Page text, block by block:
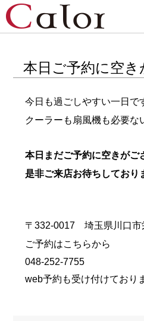
本日ご予約に空き
今日も過ごしやすい一日で
クーラーも扇風機も必要な
本日まだご予約に空きがご
是非ご来店お待ちしており
〒332-0017 埼玉県川口市
ご予約はこちらから
048-252-7755
web予約も受け付けており